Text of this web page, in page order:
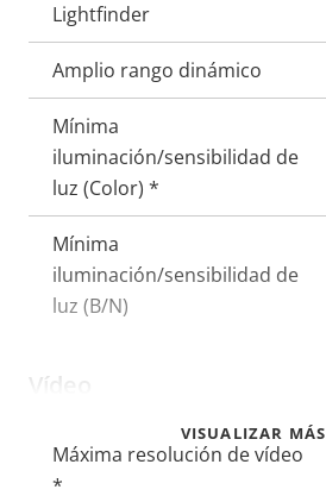
VISUALIZAR MÁS
Lightfinder
Amplio rango dinámico
Mínima
iluminación/sensibilidad de
luz (Color) *
Mínima
iluminación/sensibilidad de
luz (B/N)
Vídeo
Descripción
de
Valor de
Máxima resolución de vídeo
*